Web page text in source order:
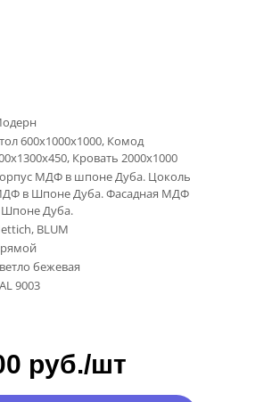
600х1000х1000, Комод
Кровать 2000х1000
МДФ в шпоне Дуба. Цоколь
в Шпоне Дуба. Фасадная МДФ
Шпоне Дуба.
BLUM
бежевая
9003
руб./шт